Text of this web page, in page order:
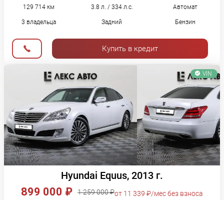
129 714 км 3.8 л. / 334 л.с. Автомат
3 владельца Задний Бензин
Купить в кредит
VIN
Hyundai Equus, 2013 г.
899 000 ₽ 1 259 000 ₽от 11 339 ₽/мес без взноса